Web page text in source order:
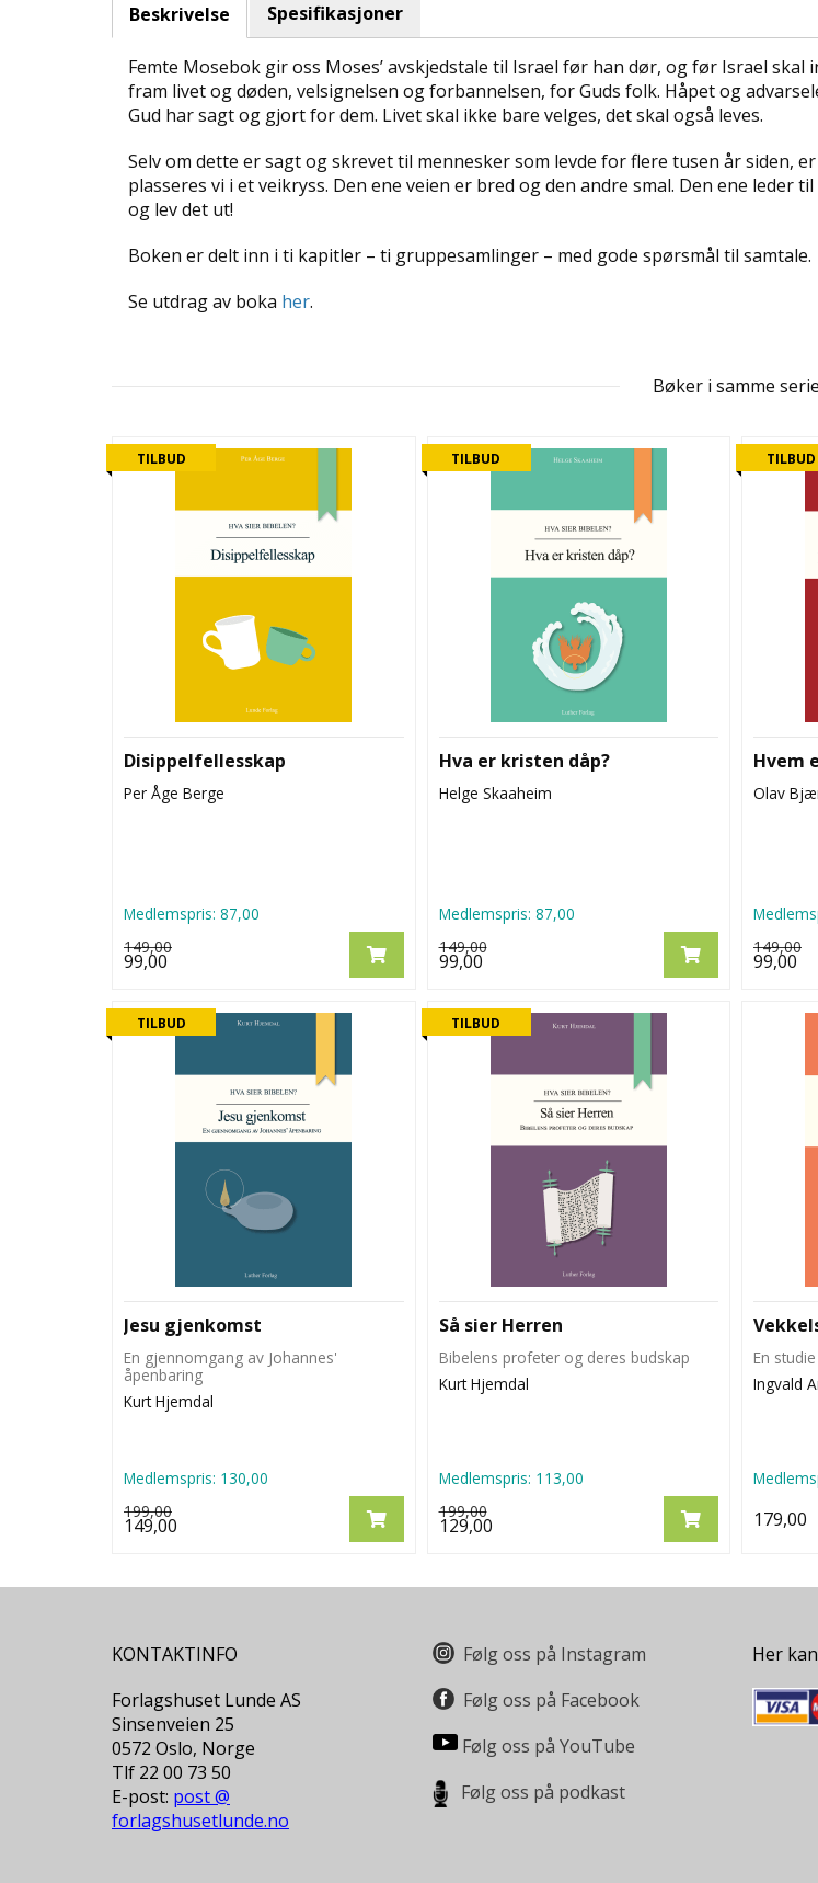
Beskrivelse Spesifikasjoner
Femte Mosebok gir oss Moses’ avskjedstale til Israel før han dør, og før Israel
fram livet og døden, velsignelsen og forbannelsen, for Guds folk. Håpet og
Gud har sagt og gjort for dem. Livet skal ikke bare velges, det skal også leves.
Selv om dette er sagt og skrevet til mennesker som levde for flere tusen år siden,
plasseres vi i et veikryss. Den ene veien er bred og den andre smal. Den ene leder
og lev det ut!
Boken er delt inn i ti kapitler – ti gruppesamlinger – med gode spørsmål til samtale.
Se utdrag av boka her.
Bøker i samme serie
TILBUD
Disippelfellesskap
Per Åge Berge
Medlemspris: 87,00
149,00
99,00
TILBUD
Hva er kristen dåp?
Helge Skaaheim
Medlemspris: 87,00
149,00
99,00
TILBUD
Hvem
Olav
149,00
99,00
TILBUD
Jesu gjenkomst
En gjennomgang av Johannes'
åpenbaring
Kurt Hjemdal
Medlemspris: 130,00
199,00
149,00
TILBUD
Så sier Herren
Bibelens profeter og deres budskap
Kurt Hjemdal
Medlemspris: 113,00
199,00
129,00
En
Ingvald
179,00
KONTAKTINFO
Forlagshuset Lunde AS
Sinsenveien 25
0572 Oslo, Norge
Tlf 22 00 73 50
E-post: post @
forlagshusetlunde.no
Følg oss på Instagram
Følg oss på Facebook
Følg oss på YouTube
Følg oss på podkast
Her